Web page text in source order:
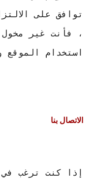
استخدام الموقع
الاتصال بنا